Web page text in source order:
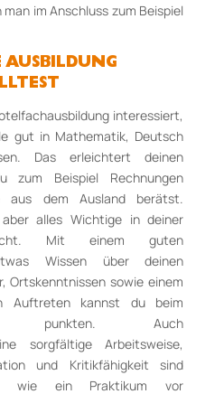
im Anschluss zum Beispiel
AUSBILDUNG
interessiert,
gut in Mathematik, Deutsch
Das erleichtert deinen
zum Beispiel Rechnungen
aus dem Ausland berätst.
alles Wichtige in deiner
Mit einem guten
Wissen über deinen
Ortskenntnissen sowie einem
Auftreten kannst du beim
punkten. Auch
sorgfältige Arbeitsweise,
und Kritikfähigkeit sind
wie ein Praktikum vor